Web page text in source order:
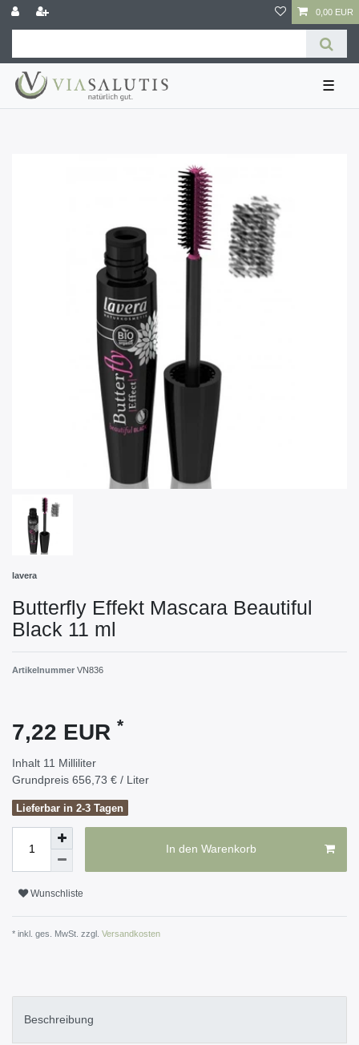
0,00 EUR
☰
lavera
Butterfly Effekt Mascara Beautiful
Black 11 ml
Artikelnummer VN836
7,22 EUR *
Inhalt 11 Milliliter
Grundpreis 656,73 € / Liter
Lieferbar in 2-3 Tagen
In den Warenkorb
Wunschliste
* inkl. ges. MwSt. zzgl. Versandkosten
Beschreibung